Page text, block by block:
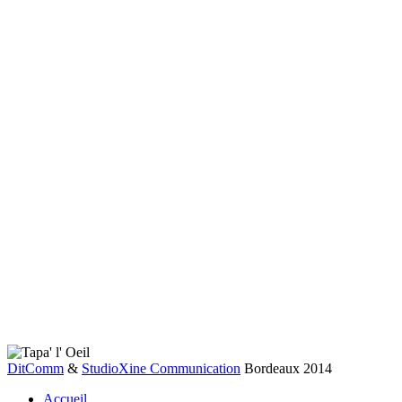
DitComm & StudioXine Communication Bordeaux 2014
Accueil